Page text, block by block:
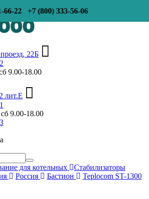
66-22 +7 (800) 333-56-06
22Б
9.00-18.00
лит.Е
9.00-18.00
для котельных
Стабилизаторы
Россия Бастион
Teplocom ST-1300